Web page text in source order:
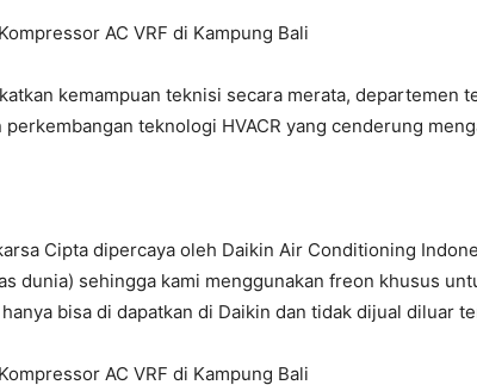
kemampuan teknisi secara merata,
perkembangan teknologi HVACR yang cenderung
Cipta dipercaya oleh Daikin Air Conditioning
dunia) sehingga kami menggunakan freon khusus
bisa di dapatkan di Daikin dan tidak dijual diluar